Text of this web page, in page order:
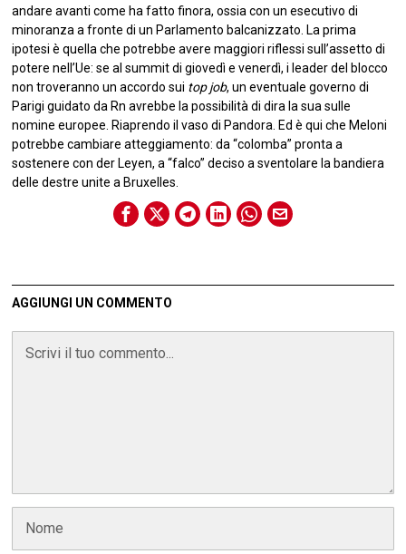
andare avanti come ha fatto finora, ossia con un esecutivo di
minoranza a fronte di un Parlamento balcanizzato. La prima
ipotesi è quella che potrebbe avere maggiori riflessi sull’assetto di
potere nell’Ue: se al summit di giovedì e venerdì, i leader del blocco
non troveranno un accordo sui top job, un eventuale governo di
Parigi guidato da Rn avrebbe la possibilità di dira la sua sulle
nomine europee. Riaprendo il vaso di Pandora. Ed è qui che Meloni
potrebbe cambiare atteggiamento: da “colomba” pronta a
sostenere con der Leyen, a “falco” deciso a sventolare la bandiera
delle destre unite a Bruxelles.
AGGIUNGI UN COMMENTO